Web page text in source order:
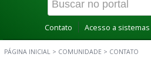
Contato Acesso a sistemas
PÁGINA INICIAL > COMUNIDADE > CONTATO